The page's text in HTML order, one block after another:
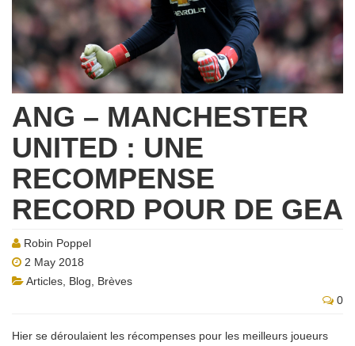
ANG – MANCHESTER
UNITED : UNE
RECOMPENSE
RECORD POUR DE GEA
Robin Poppel
2 May 2018
Articles Blog
Brèves
0
Hier se déroulaient les récompenses pour les meilleurs joueurs